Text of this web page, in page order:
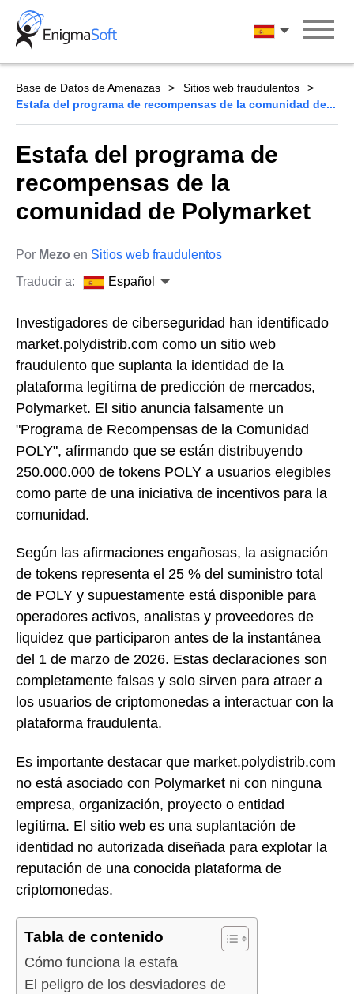
Skip
content
Español
Base de Datos de Amenazas
Sitios web fraudulentos
Estafa del programa de recompensas de la comunidad de...
Estafa del programa de
recompensas de la
comunidad de Polymarket
Por Mezo en Sitios web fraudulentos
Traducir a:
Español
Investigadores de ciberseguridad han identificado
market.polydistrib.com como un sitio web
fraudulento que suplanta la identidad de la
plataforma legítima de predicción de mercados,
Polymarket. El sitio anuncia falsamente un
"Programa de Recompensas de la Comunidad
POLY", afirmando que se están distribuyendo
250.000.000 de tokens POLY a usuarios elegibles
como parte de una iniciativa de incentivos para la
comunidad.
Según las afirmaciones engañosas, la asignación
de tokens representa el 25 % del suministro total
de POLY y supuestamente está disponible para
operadores activos, analistas y proveedores de
liquidez que participaron antes de la instantánea
del 1 de marzo de 2026. Estas declaraciones son
completamente falsas y solo sirven para atraer a
los usuarios de criptomonedas a interactuar con la
plataforma fraudulenta.
Es importante destacar que market.polydistrib.com
no está asociado con Polymarket ni con ninguna
empresa, organización, proyecto o entidad
legítima. El sitio web es una suplantación de
identidad no autorizada diseñada para explotar la
reputación de una conocida plataforma de
criptomonedas.
Tabla de contenido
Cómo funciona la estafa
El peligro de los desviadores de